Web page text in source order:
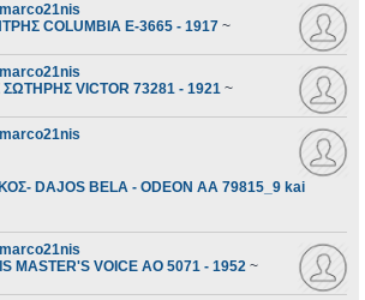
marco21nis
COLUMBIA E-3665 - 1917 ~
marco21nis
VICTOR 73281 - 1921 ~
marco21nis
DAJOS BELA - ODEON AA 79815_9 kai
marco21nis
MASTER'S VOICE AO 5071 - 1952 ~